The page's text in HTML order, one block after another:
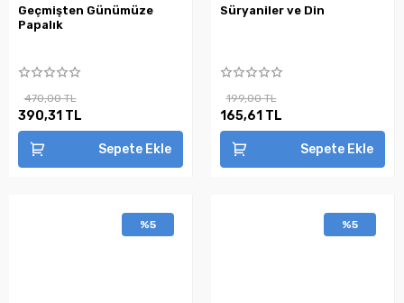
Geçmişten Günümüze
Papalık
470,00 TL
390,31 TL
Sepete Ekle
Süryaniler ve Din
199,00 TL
165,61 TL
Sepete Ekle
%5 %5